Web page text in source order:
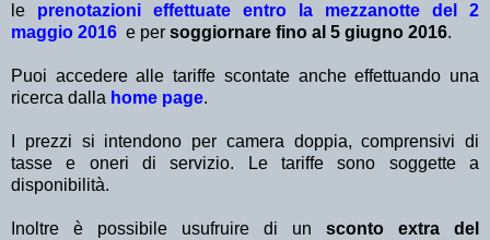
le prenotazioni effettuate entro la mezzanotte del 2
maggio 2016 e per soggiornare fino al 5 giugno 2016.
Puoi accedere alle tariffe scontate anche effettuando una
ricerca dalla home page.
I prezzi si intendono per camera doppia, comprensivi di
tasse e oneri di servizio. Le tariffe sono soggette a
disponibilità.
Inoltre è possibile usufruire di un sconto extra del